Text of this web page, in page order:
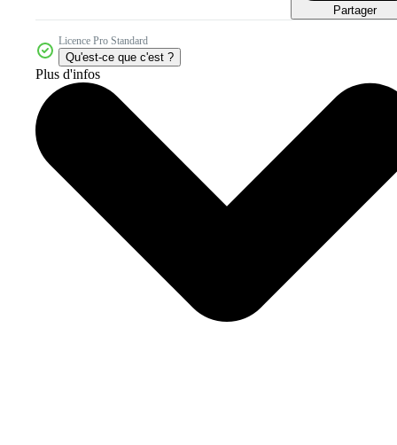
Partager
Licence Pro Standard
Qu'est-ce que c'est ?
Plus d'infos